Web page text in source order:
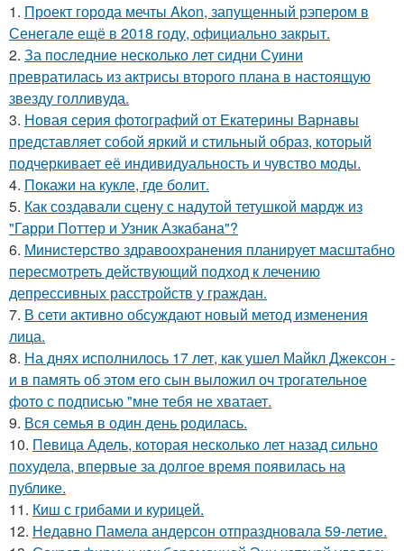
1. Проект города мечты Akon, запущенный рэпером в
Сенегале ещё в 2018 году, официально закрыт.
2. За последние несколько лет сидни Суини
превратилась из актрисы второго плана в настоящую
звезду голливуда.
3. Новая серия фотографий от Екатерины Варнавы
представляет собой яркий и стильный образ, который
подчеркивает её индивидуальность и чувство моды.
4. Покажи на кукле, где болит.
5. Как создавали сцену с надутой тетушкой мардж из
"Гарри Поттер и Узник Азкабана"?
6. Министерство здравоохранения планирует масштабно
пересмотреть действующий подход к лечению
депрессивных расстройств у граждан.
7. В сети активно обсуждают новый метод изменения
лица.
8. На днях исполнилось 17 лет, как ушел Майкл Джексон -
и в память об этом его сын выложил оч трогательное
фото с подписью "мне тебя не хватает.
9. Вся семья в один день родилась.
10. Певица Адель, которая несколько лет назад сильно
похудела, впервые за долгое время появилась на
публике.
11. Киш с грибами и курицей.
12. Недавно Памела андерсон отпраздновала 59-летие.